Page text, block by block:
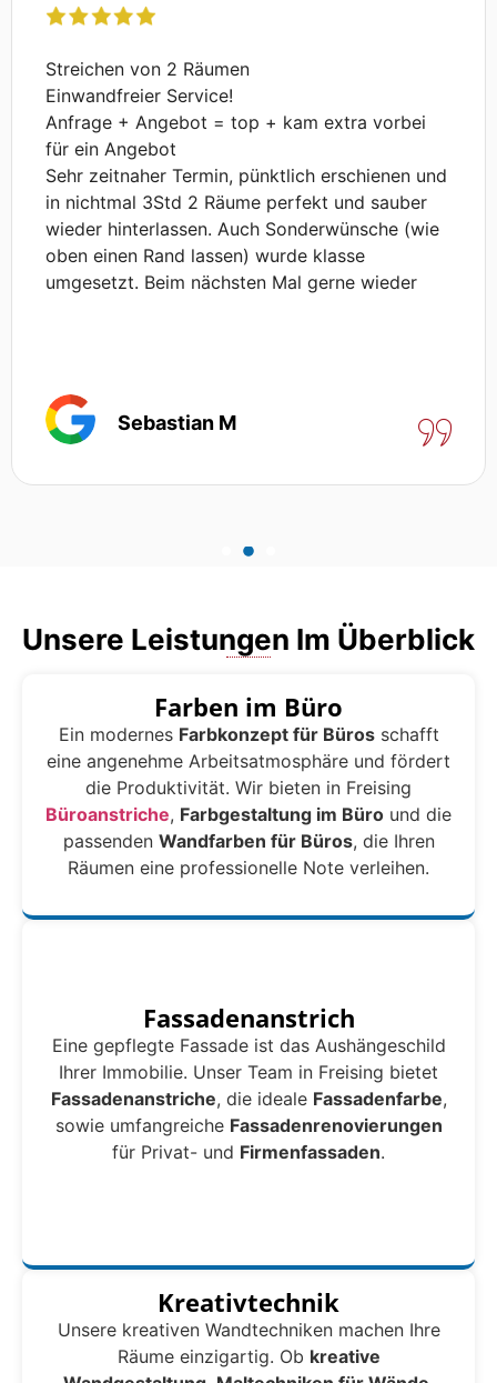
Streichen von 2 Räumen
Einwandfreier Service!
Anfrage + Angebot = top + kam extra vorbei
für ein Angebot
Sehr zeitnaher Termin, pünktlich erschienen und
in nichtmal 3Std 2 Räume perfekt und sauber
wieder hinterlassen. Auch Sonderwünsche (wie
oben einen Rand lassen) wurde klasse
umgesetzt. Beim nächsten Mal gerne wieder
Sebastian M
Unsere Leistungen Im Überblick
Farben im Büro
Ein modernes Farbkonzept für Bürosschafft
eine angenehme Arbeitsatmosphäre und fördert
die Produktivität. Wir bieten in Freising
Büroanstriche, Farbgestaltung im Büro und die
passenden Wandfarben für Büros, die Ihren
Räumen eine professionelle Note verleihen.
Fassadenanstrich
Eine gepflegte Fassade ist das Aushängeschild
Ihrer Immobilie. Unser Team in Freising bietet
Fassadenanstriche, die ideale Fassadenfarbe,
sowie umfangreiche Fassadenrenovierungen
für Privat- und Firmenfassaden.
Kreativtechnik
Unsere kreativen Wandtechniken machen Ihre
Räume einzigartig. Ob kreative